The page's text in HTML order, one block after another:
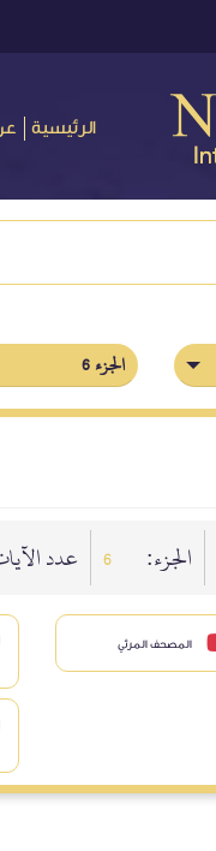
الرئيسية
الجزء 6
الجزء: 6 عدد
المصحف المرئي